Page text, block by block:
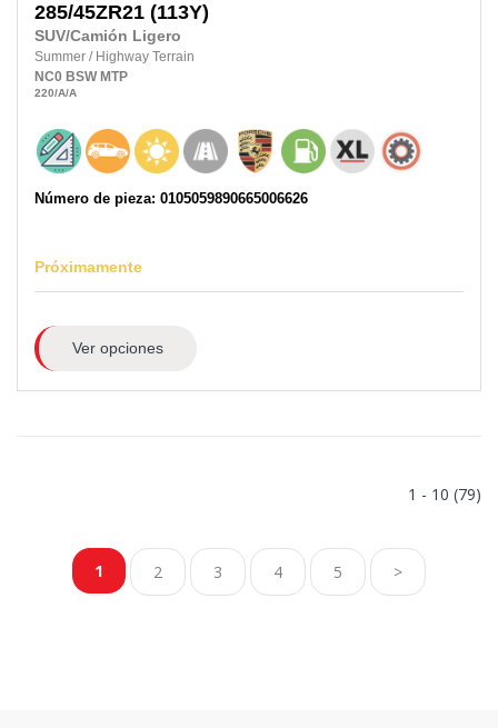
285/45ZR21 (113Y)
SUV/Camión Ligero
Summer / Highway Terrain
NC0 BSW MTP
220/A/A
Número de pieza: 0105059890665006626
Próximamente
Ver opciones
1 - 10 (79)
1 2 3 4 5 >